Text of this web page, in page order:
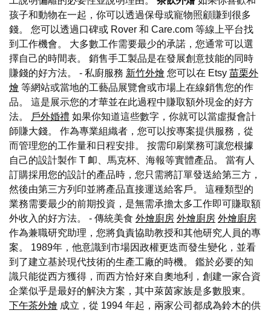
孩子和動物在一起，你可以透過保母或寵物照顧賺到很多
錢。 您可以透過口碑或 Rover 和 Care.com 等線上平台找
到工作機會。 大多數工作需要最少的承諾，您通常可以選
擇自己的時間表。 銷售手工製品是在發展創意技能的同時
賺錢的好方法。 - 私廚服務 新竹外燴 您可以在 Etsy 苗栗外
燴 等網站或當地的工藝品展覽會或市場上在線銷售您的作
品。 這是展示您的才華並在此過程中賺取額外現金的好方
法。
戶外婚禮 如果你知道這些數字，你就可以當虛擬會計
師賺大錢。 作為專業組織者，您可以按專案提供服務，從
而管理您的工作量和日程安排。 按需印刷業務可讓您根據
自己的設計製作 T 卹、馬克杯、海報等實體產品。 當有人
訂購採用您的設計的產品時，您只需將訂單發送給第三方，
然後由第三方列印並將產品直接運送給客戶。 這種類型的
業務需要最少的前期投資，是無需承擔太多工作即可賺取額
外收入的好方法。 - 傳統美食 外燴廚房 外燴廚房 外燴廚房
作為兼職研究助理，您將負責協助教授和其他研究人員的專
案。 1989年，他意識到市場因政權更迭而發生變化，並看
到了建立基於現代技術的生產工廠的時機。 鑑於必要的知
識只能從西方獲得，而西方恰好來自奧地利，創建一家合資
企業似乎是最好的解決方案，其中萊茵家族是多數股東。
下午茶外燴 成立，從 1994 年起，兩家公司都成為鈴木的供